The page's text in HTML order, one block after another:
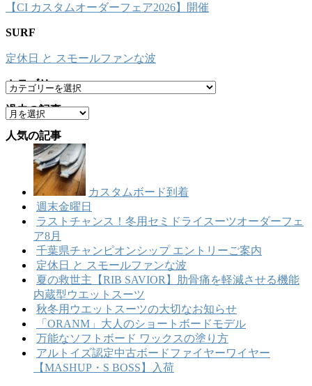
【CI カスタムオーダーフェア2026】開催
SURF
定休日 と スモールファンな波
カテゴリー
カ
テ
ゴ
リ
ー
過去の記事
ア
ー
カ
人気の記事
カスタムボード到着
週末金曜日
ラストチャンス！冬用セミドライスーツオーダーフェ
ア8月
千葉県チャンピオンシップ エントリーご案内
定休日 と スモールファンな波
夏の救世主【RIB SAVIOR】肋骨痛を軽減させる機能
内蔵型ウエットスーツ
秋冬用ウエットスーツの大切なお知らせ
「ORANM」大人のショートボードモデル
万能なソフトボード ワックスの塗り方
アルトイズ認定中古ボードファイヤーワイヤー
【MASHUP・S BOSS】入荷